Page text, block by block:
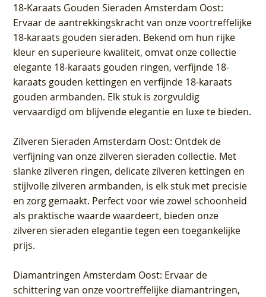
18-Karaats Gouden Sieraden Amsterdam Oost:
Ervaar de aantrekkingskracht van onze voortreffelijke
18-karaats gouden sieraden. Bekend om hun rijke
kleur en superieure kwaliteit, omvat onze collectie
elegante 18-karaats gouden ringen, verfijnde 18-
karaats gouden kettingen en verfijnde 18-karaats
gouden armbanden. Elk stuk is zorgvuldig
vervaardigd om blijvende elegantie en luxe te bieden.
Zilveren Sieraden Amsterdam Oost: Ontdek de
verfijning van onze zilveren sieraden collectie. Met
slanke zilveren ringen, delicate zilveren kettingen en
stijlvolle zilveren armbanden, is elk stuk met precisie
en zorg gemaakt. Perfect voor wie zowel schoonheid
als praktische waarde waardeert, bieden onze
zilveren sieraden elegantie tegen een toegankelijke
prijs.
Diamantringen Amsterdam Oost: Ervaar de
schittering van onze voortreffelijke diamantringen,